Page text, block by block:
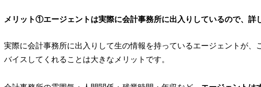
メリット①エージェントは実際に会計事務所に出入りしているので、 詳
実際に会計事務所に出入りして生の情報を持っているエージェントが、
バイスしてくれることは大きなメリットです。